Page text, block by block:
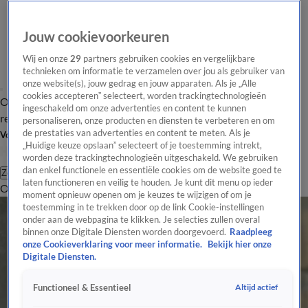
Overzicht Laatste nieuws Regionieuws Het beste van Hart
Tip de
redactie
Volg Hart van Nederland
Zoeken
OverzichtRegioUitzendingenWeerTip de redactiePanelVideo's
Jouw cookievoorkeuren
Wij en onze29 partners gebruiken cookies en vergelijkbare
technieken om informatie te verzamelen over jou als gebruiker van
onze website(s), jouw gedrag en jouw apparaten. Als je „Alle
cookies accepteren” selecteert, worden trackingtechnologieën
ingeschakeld om onze advertenties en content te kunnen
personaliseren, onze producten en diensten te verbeteren en om
de prestaties van advertenties en content te meten. Als je
„Huidige keuze opslaan” selecteert of je toestemming intrekt,
worden deze trackingtechnologieën uitgeschakeld. We gebruiken
dan enkel functionele en essentiële cookies om de website goed te
laten functioneren en veilig te houden. Je kunt dit menu op ieder
moment opnieuw openen om je keuzes te wijzigen of om je
toestemming in te trekken door op de link Cookie-instellingen
onder aan de webpagina te klikken. Je selecties zullen overal
binnen onze Digitale Diensten worden doorgevoerd. Raadpleeg
onze Cookieverklaring voor meer informatie.
Bekijk hier onze
Digitale Diensten.
Functioneel & Essentieel Altijd actief